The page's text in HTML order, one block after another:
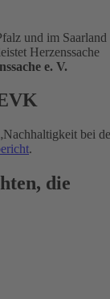
und im Saarland
Herzenssache
e. V.
bei
.
die